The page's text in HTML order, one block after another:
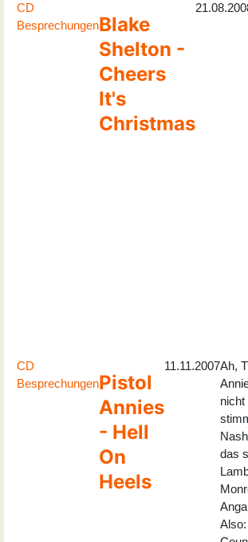
CD
BesprechungenBlake
Shelton -
Cheers
It's
Christmas
CD
BesprechungenPistol
Annies
- Hell
On
Heels
11.11.2007Ah,
nicht
das